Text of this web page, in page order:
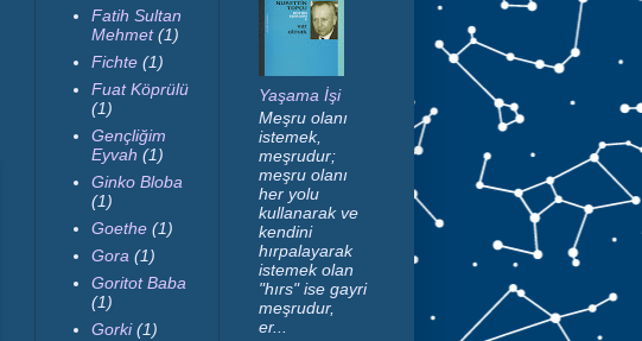
Fatih Sultan
Mehmet (1)
Fichte (1)
Fuat Köprülü
(1)
Gençliğim
Eyvah (1)
Ginko Bloba
(1)
Goethe (1)
Gora (1)
Goritot Baba
(1)
Gorki (1)
Yaşama İşi
Meşru olanı
istemek,
meşrudur;
meşru olanı
her yolu
kullanarak ve
kendini
hırpalayarak
istemek olan
"hırs" ise gayri
meşrudur,
er...